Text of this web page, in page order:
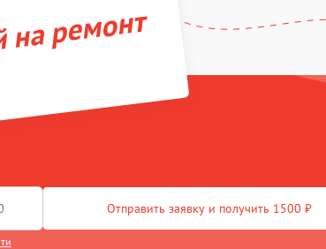
ремонт
Отправить заявку и получить 1500 ₽